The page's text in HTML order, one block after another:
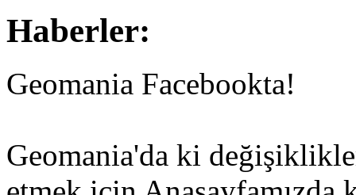
Haberler:
Geomania Facebookta!
Geomania'da ki